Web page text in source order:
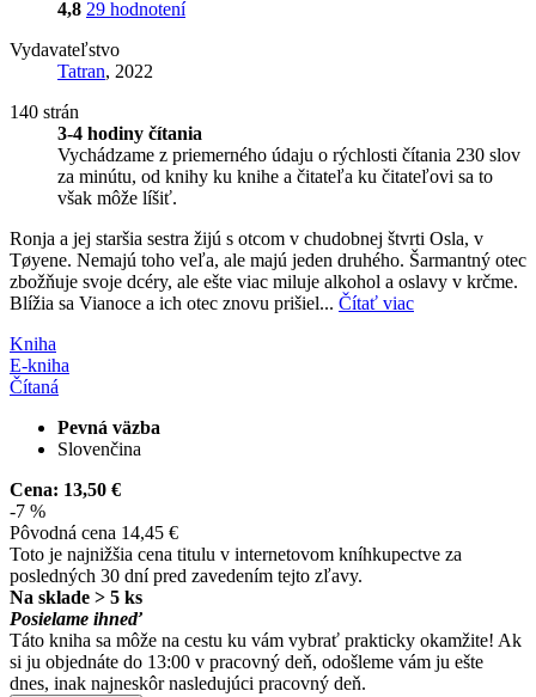
4,8 29 hodnotení
Vydavateľstvo
Tatran, 2022
140 strán
3-4 hodiny čítania
Vychádzame z priemerného údaju o rýchlosti čítania 230 slov
za minútu, od knihy ku knihe a čitateľa ku čitateľovi sa to
však môže líšiť.
Ronja a jej staršia sestra žijú s otcom v chudobnej štvrti Osla, v
Tøyene. Nemajú toho veľa, ale majú jeden druhého. Šarmantný otec
zbožňuje svoje dcéry, ale ešte viac miluje alkohol a oslavy v krčme.
Blížia sa Vianoce a ich otec znovu prišiel... Čítať viac
Kniha
E-kniha
Čítaná
Pevná väzba
Slovenčina
Cena: 13,50 €
-7 %
Pôvodná cena 14,45 €
Toto je najnižšia cena titulu v internetovom kníhkupectve za
posledných 30 dní pred zavedením tejto zľavy.
Na sklade > 5 ks
Posielame ihneď
Táto kniha sa môže na cestu ku vám vybrať prakticky okamžite! Ak
si ju objednáte do 13:00 v pracovný deň, odošleme vám ju ešte
dnes, inak najneskôr nasledujúci pracovný deň.